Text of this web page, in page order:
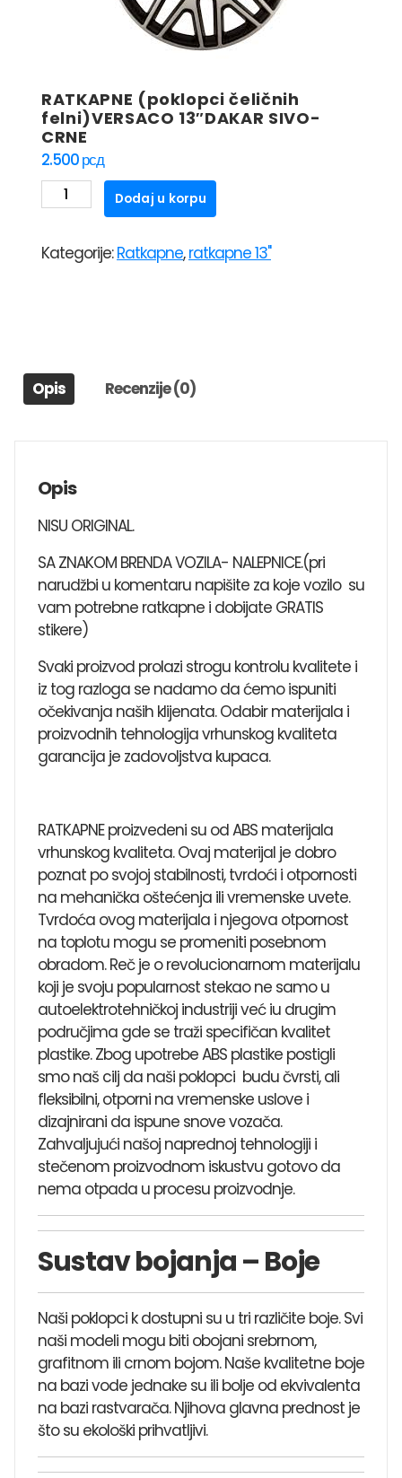
RATKAPNE (poklopci čeličnih
felni)VERSACO 13″DAKAR SIVO-
CRNE
2.500рсд
RATKAPNE
(poklopci
felni)VERSACO
Dodaj u korpu
Kategorije:Ratkapne,ratkapne 13"
Opis Recenzije (0)
Opis
NISU ORIGINAL.
SA ZNAKOM BRENDA VOZILA- NALEPNICE.(pri
narudžbi u komentaru napišite za koje vozilo su
vam potrebne ratkapne i dobijate GRATIS
stikere)
Svaki proizvod prolazi strogu kontrolu kvalitete i
iz tog razloga se nadamo da ćemo ispuniti
očekivanja naših klijenata. Odabir materijala i
proizvodnih tehnologija vrhunskog kvaliteta
garancija je zadovoljstva kupaca.
RATKAPNE proizvedeni su od ABS materijala
vrhunskog kvaliteta. Ovaj materijal je dobro
poznat po svojoj stabilnosti, tvrdoći i otpornosti
na mehanička oštećenja ili vremenske uvete.
Tvrdoća ovog materijala i njegova otpornost
na toplotu mogu se promeniti posebnom
obradom. Reč je o revolucionarnom materijalu
koji je svoju popularnost stekao ne samo u
autoelektrotehničkoj industriji već iu drugim
područjima gde se traži specifičan kvalitet
plastike. Zbog upotrebe ABS plastike postigli
smo naš cilj da naši poklopci budu čvrsti, ali
fleksibilni, otporni na vremenske uslove i
dizajnirani da ispune snove vozača.
Zahvaljujući našoj naprednoj tehnologiji i
stečenom proizvodnom iskustvu gotovo da
nema otpada u procesu proizvodnje.
Sustav bojanja – Boje
Naši poklopci k dostupni su u tri različite boje. Svi
naši modeli mogu biti obojani srebrnom,
grafitnom ili crnom bojom. Naše kvalitetne boje
na bazi vode jednake su ili bolje od ekvivalenta
na bazi rastvarača. Njihova glavna prednost je
što su ekološki prihvatljivi.